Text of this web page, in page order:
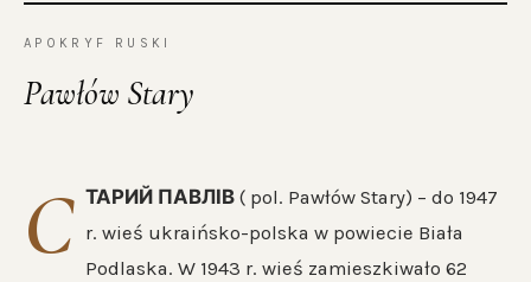
APOKRYF RUSKI
Pawłów Stary
С ТАРИЙ ПАВЛІВ( pol. Pawłów Stary) – do 1947
r. wieś ukraińsko-polska w powiecie Biała
Podlaska. W 1943 r. wieś zamieszkiwało 62